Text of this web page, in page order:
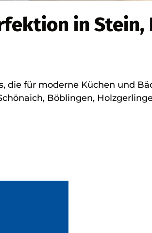
in
die für moderne Küchen und
Böblingen,